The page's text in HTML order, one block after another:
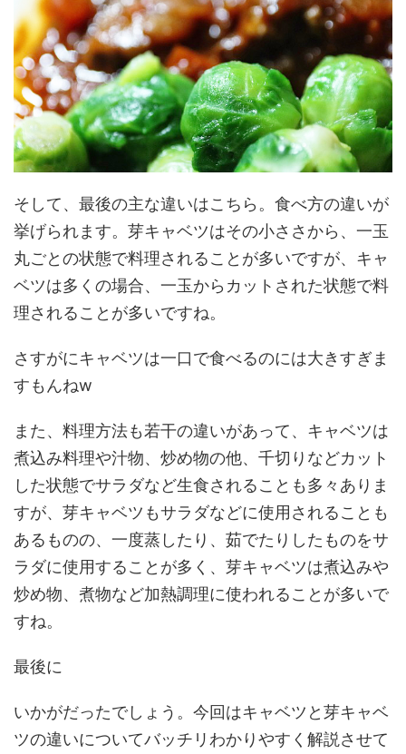
そして、最後の主な違いはこちら。食べ方の違いが
挙げられます。芽キャベツはその小ささから、一玉
丸ごとの状態で料理されることが多いですが、キャ
ベツは多くの場合、一玉からカットされた状態で料
理されることが多いですね。
さすがにキャベツは一口で食べるのには大きすぎま
すもんねw
また、料理方法も若干の違いがあって、キャベツは
煮込み料理や汁物、炒め物の他、千切りなどカット
した状態でサラダなど生食されることも多々ありま
すが、芽キャベツもサラダなどに使用されることも
あるものの、一度蒸したり、茹でたりしたものをサ
ラダに使用することが多く、芽キャベツは煮込みや
炒め物、煮物など加熱調理に使われることが多いで
すね。
最後に
いかがだったでしょう。今回はキャベツと芽キャベ
ツの違いについてバッチリわかりやすく解説させて